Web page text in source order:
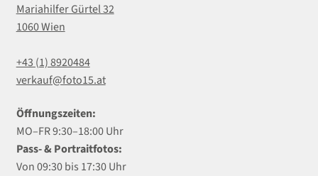
Mariahilfer Gürtel 32
1060 Wien
+43 (1) 8920484
verkauf@foto15.at
Öffnungszeiten:
MO–FR 9:30–18:00 Uhr
Pass- & Portraitfotos:
Von 09:30 bis 17:30 Uhr